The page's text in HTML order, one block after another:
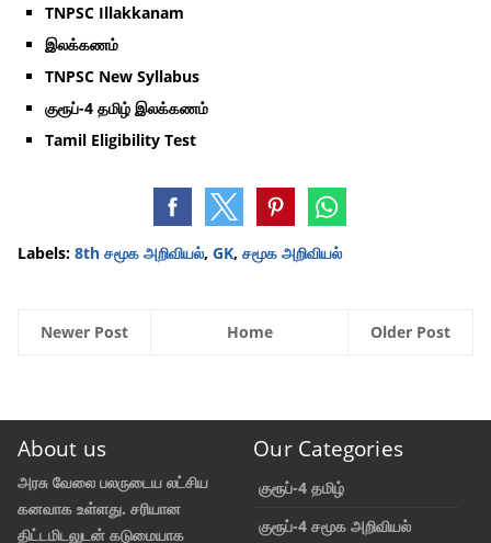
TNPSC Illakkanam
இலக்கணம்
TNPSC New Syllabus
குரூப்-4 தமிழ் இலக்கணம்
Tamil Eligibility Test
Labels: 8th சமூக அறிவியல், GK, சமூக அறிவியல்
Newer Post Older Post
Home
About us
அரசு வேலை பலருடைய லட்சிய
கனவாக உள்ளது. சரியான
திட்டமிடலுடன் கடுமையாக
Our Categories
குரூப்-4 தமிழ்
குரூப்-4 சமூக அறிவியல்